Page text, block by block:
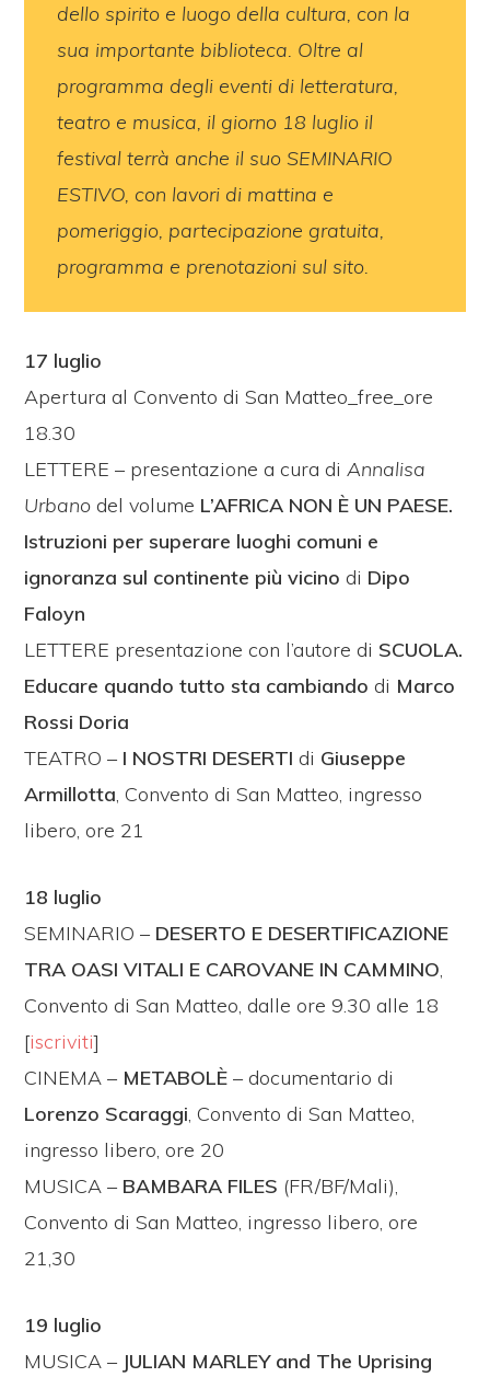
dello spirito e luogo della cultura, con la
sua importante biblioteca. Oltre al
programma degli eventi di letteratura,
teatro e musica, il giorno 18 luglio il
festival terrà anche il suo SEMINARIO
ESTIVO, con lavori di mattina e
pomeriggio, partecipazione gratuita,
programma e prenotazioni sul sito.
17 luglio
Apertura al Convento di San Matteo_free_ore
18.30
LETTERE – presentazione a cura diAnnalisa
Urbano del volume L’AFRICA NON È UN PAESE.
Istruzioni per superare luoghi comuni e
ignoranza sul continente più vicino di Dipo
Faloyn
LETTERE presentazione con l’autore di SCUOLA.
Educare quando tutto sta cambiandodi Marco
Rossi Doria
TEATRO – I NOSTRI DESERTI di Giuseppe
Armillotta, Convento di San Matteo, ingresso
libero, ore 21
18 luglio
SEMINARIO – DESERTO E DESERTIFICAZIONE
TRA OASI VITALI E CAROVANE IN CAMMINO,
Convento di San Matteo, dalle ore 9.30 alle 18
[iscriviti]
CINEMA – METABOLÈ – documentario di
Lorenzo Scaraggi, Convento di San Matteo,
ingresso libero, ore 20
MUSICA – BAMBARA FILES (FR/BF/Mali),
Convento di San Matteo, ingresso libero, ore
21,30
19 luglio
MUSICA – JULIAN MARLEY and The Uprising